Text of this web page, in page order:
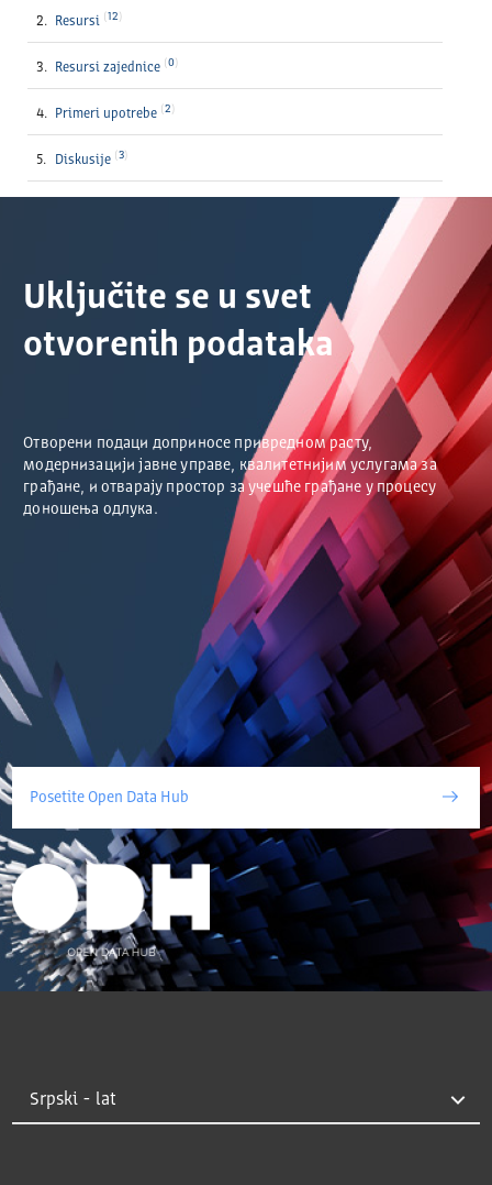
Resursi 12
Resursi zajednice 0
Primeri upotrebe 2
Diskusije 3
Uključite se u svet
otvorenih podataka
Отворени подаци доприносе привредном расту,
модернизацији јавне управе, квалитетнијим услугама за
грађане, и отварају простор за учешће грађане у процесу
доношења одлука.
Posetite Open Data Hub